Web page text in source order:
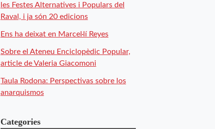
les Festes Alternatives i Populars del
Raval, i ja són 20 edicions
Ens ha deixat en Marcel·lí Reyes
Sobre el Ateneu Enciclopèdic Popular,
article de Valeria Giacomoni
Taula Rodona: Perspectivas sobre los
anarquismos
Categories